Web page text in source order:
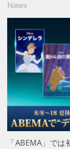
News
「ABEMA」で